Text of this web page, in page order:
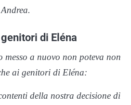
di Eléna
messo a nuovo non poteva non
ai genitori di Eléna:
della nostra decisione di